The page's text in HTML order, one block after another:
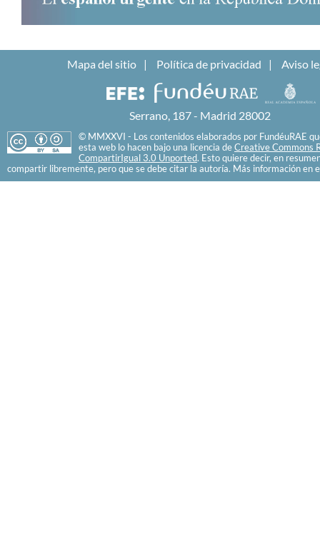
Mapa del sitio Política de privacidad Aviso
Serrano, 187 - Madrid 28002
© MMXXVI - Los contenidos elaborados por FundéuRAE
esta web lo hacen bajo una licencia de Creative Commons
CompartirIgual 3.0 Unported. Esto quiere decir, en
compartir libremente, pero que se debe citar la autoría. Más información en